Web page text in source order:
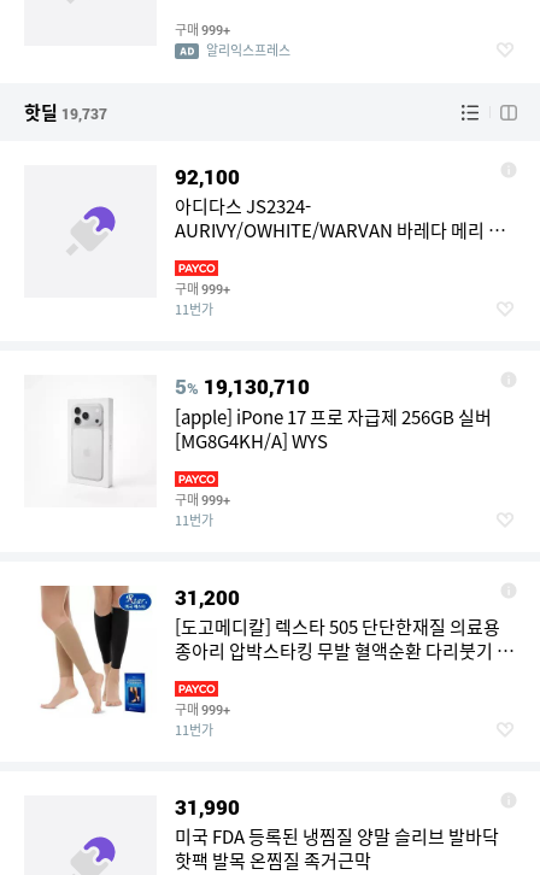
구매 999+
알리익스프레스
핫딜 19,737
92,100
아디다스 JS2324-
AURIVY/OWHITE/WARVAN 바레다 메리 제
인 - AURIVY/OWHITE/WARVAN 430351
구매 999+
11번가
5% 19,130,710
[apple] iPone 17 프로 자급제 256GB 실버
[MG8G4KH/A] WYS
구매 999+
11번가
31,200
[도고메디칼] 렉스타 505 단단한재질 의료용
종아리 압박스타킹 무발 혈액순환 다리붓기 완
화
구매 999+
11번가
31,990
미국 FDA 등록된 냉찜질 양말 슬리브 발바닥
핫팩 발목 온찜질 족거근막